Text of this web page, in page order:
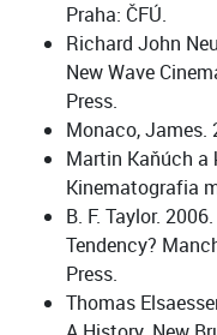
Praha: ČFÚ.
Richard John
New Wave
Press.
Monaco, James.
Martin Kaňúch a
Kinematografia
B. F. Taylor.
Tendency?
Press.
Thomas